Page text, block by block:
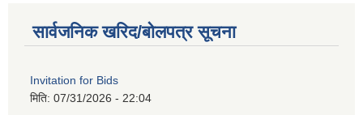
सार्वजनिक खरिद/बोलपत्र सूचना
Invitation for Bids
मिति: 07/31/2026 - 22:04